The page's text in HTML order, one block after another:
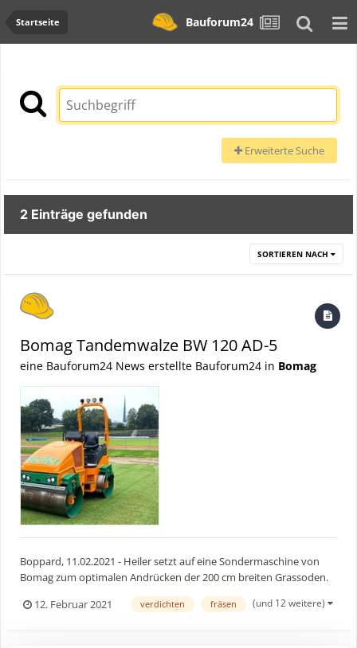
Startseite Bauforum24
Erweiterte Suche
2 Einträge gefunden
SORTIEREN NACH
Bomag Tandemwalze BW 120 AD-5
eine Bauforum24 News erstellte Bauforum24 in Bomag
Boppard, 11.02.2021 - Heiler setzt auf eine Sondermaschine von
Bomag zum optimalen Andrücken der 200 cm breiten Grassoden.
Bei der Verlegung von Rollrasen im Sportpark Illoshöhe kam die
Maschine das erste Mal erfolgreich zum Einsatz. Die städtischen
12. Februar 2021 verdichten fräsen (und 12 weitere)